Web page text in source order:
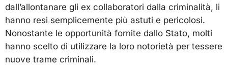
dall’allontanare gli ex collaboratori dalla criminalità, li
hanno resi semplicemente più astuti e pericolosi.
Nonostante le opportunità fornite dallo Stato, molti
hanno scelto di utilizzare la loro notorietà per tessere
nuove trame criminali.